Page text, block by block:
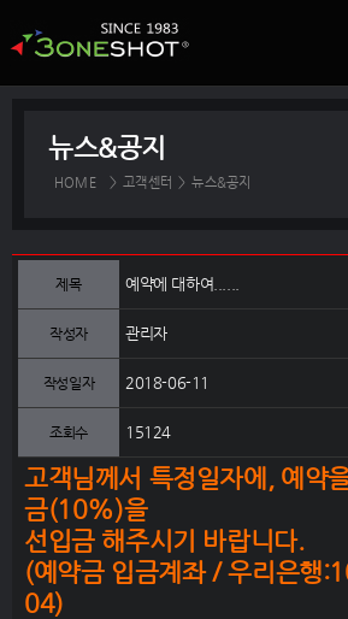
뉴스&공지
HOME > 고객센터 > 뉴스&공지
제목 예약에 대하여......
작성자 관리자
작성일자 2018-06-11
조회수 15124
고객님께서 특정일자에, 예약
금(10%)을
선입금 해주시기 바랍니다.
(예약금 입금계좌 / 우리은행
04)